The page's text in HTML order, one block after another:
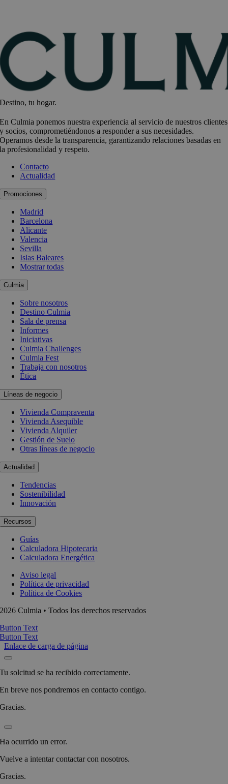
Destino, tu hogar.
En Culmia ponemos nuestra experiencia al servicio de nuestros clientes
y socios, comprometiéndonos a responder a sus necesidades.
Operamos desde la transparencia, garantizando relaciones basadas en
la profesionalidad y respeto.
Contacto
Actualidad
Promociones
Madrid
Barcelona
Alicante
Valencia
Sevilla
Islas Baleares
Mostrar todas
Culmia
Sobre nosotros
Destino Culmia
Sala de prensa
Informes
Iniciativas
Culmia Challenges
Culmia Fest
Trabaja con nosotros
Ética
Líneas de negocio
Vivienda Compraventa
Vivienda Asequible
Vivienda Alquiler
Gestión de Suelo
Otras líneas de negocio
Actualidad
Tendencias
Sostenibilidad
Innovación
Recursos
Guías
Calculadora Hipotecaria
Calculadora Energética
Aviso legal
Política de privacidad
Política de Cookies
2026 Culmia • Todos los derechos reservados
Button Text
Button Text
Enlace de carga de página
Tu solcitud se ha recibido correctamente.
En breve nos pondremos en contacto contigo.
Gracias.
Ha ocurrido un error.
Vuelve a intentar contactar con nosotros.
Gracias.